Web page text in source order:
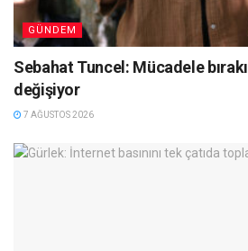
GÜNDEM
Sebahat Tuncel: Mücadele
değişiyor
7 AĞUSTOS 2026